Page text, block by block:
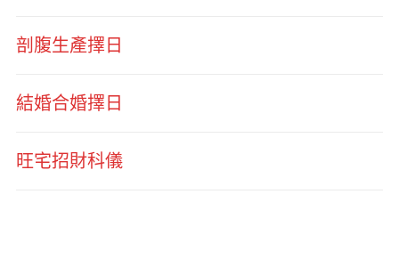
剖腹生產擇日
結婚合婚擇日
旺宅招財科儀